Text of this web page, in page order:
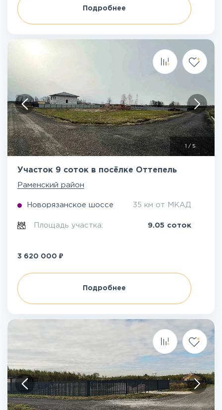
Подробнее
/ 5
Участок 9 соток в посёлке Оттепель
Раменский район
Новорязанское шоссе 35 км от МКАД
Площадь участка: 9.05 соток
3 620 000 ₽
Подробнее